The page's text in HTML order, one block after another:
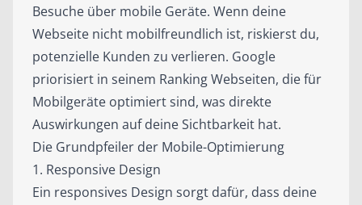
Besuche über mobile Geräte. Wenn deine
Webseite nicht mobilfreundlich ist, riskierst du,
potenzielle Kunden zu verlieren. Google
priorisiert in seinem Ranking Webseiten, die für
Mobilgeräte optimiert sind, was direkte
Auswirkungen auf deine Sichtbarkeit hat.
Die Grundpfeiler der Mobile-Optimierung
1. Responsive Design
Ein responsives Design sorgt dafür, dass deine